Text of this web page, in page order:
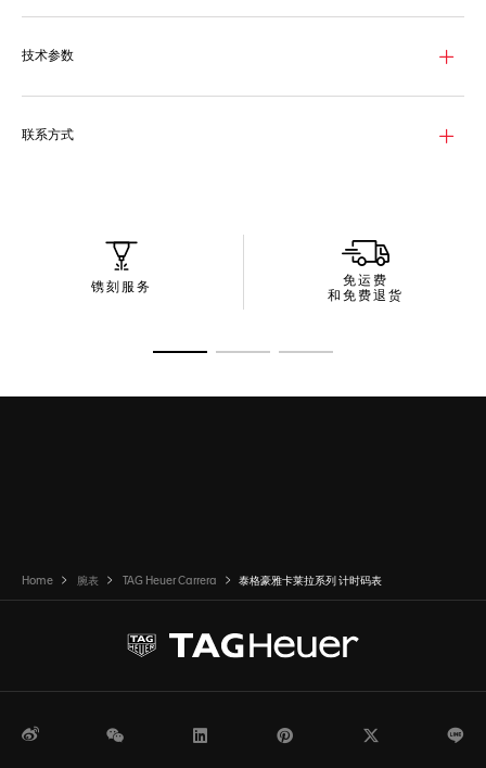
弧形蓝宝石表镜为表盘提供周全防护，表镜经双面防眩目处理，提
蓝宝石表背与3列式精钢表链。
技术参数
联系方式
镌刻服务
免运费
和免费退货
Home 腕表 TAG Heuer Carrera 泰格豪雅卡莱拉系列 计时码表
微博 WeChat Pinterest